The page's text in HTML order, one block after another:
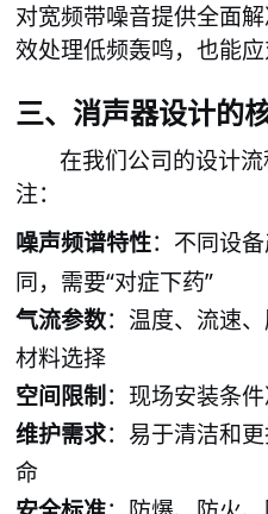
对宽频带噪音提供全面
效处理低频轰鸣，也能应
三、消声器设计的
在我们公司的设计
注：
噪声频谱特性：不同设
同，需要“对症下药”
气流参数：温度、流速
材料选择
空间限制：现场安装条
维护需求：易于清洁和
命